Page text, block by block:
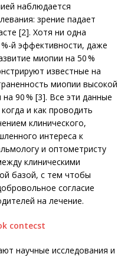
наблюдается
зрение падает
[2]. Хотя ни одна
%-й эффективности, даже
миопии на 50 %
известные на
мио­пии высокой
90 % [3]. Все эти данные
и как проводить
клинического,
интереса к
и оптометристу
клиническими
базой, с тем чтобы
согласие
на лечение.
научные исследования и